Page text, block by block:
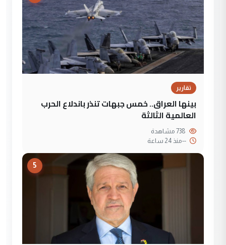
تقارير
بينها العراق.. خمس جبهات تنذر باندلاع الحرب
العالمية الثالثة
--منذ 24 ساعة
5